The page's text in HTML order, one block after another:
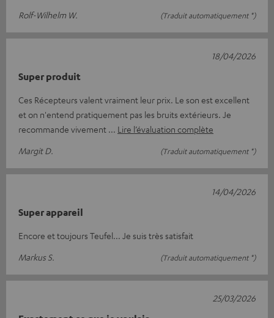
Rolf-Wilhelm W.
(Traduit automatiquement *)
Super produit
Ces Récepteurs valent vraiment leur prix. Le son est excellent
et on n'entend pratiquement pas les bruits extérieurs. Je
recommande vivement
Lire l’évaluation complète
Margit D.
(Traduit automatiquement *)
18/04/2026
Super appareil
Encore et toujours Teufel... Je suis très satisfait
Markus S.
(Traduit automatiquement *)
14/04/2026
25/03/2026